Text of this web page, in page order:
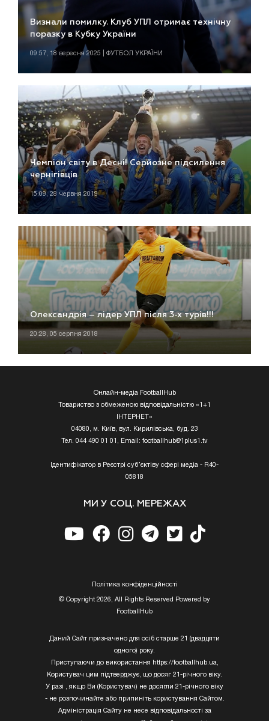
Визнали помилку. Клуб УПЛ отримає технічну
поразку в Кубку України
09:57, 18 вересня 2025 | ФУТБОЛ УКРАЇНИ
Чемпіон світу в Десні! Серйозне підсилення
чернігівців
15:09, 28 червня 2019
Олександрія – лідер УПЛ після 3-х турів!!!
20:28, 05 серпня 2018
Онлайн-медіа FootballHub
Товариство з обмеженою відповідальністю «1+1
ІНТЕРНЕТ»
04080, м. Київ, вул. Кирилівська, буд. 23
Тел. 044 490 01 01, Email: footballhub@1plus1.tv
Ідентифікатор в Реєстрі суб’єктіву сфері медіа - R40-
05818
МИ У СОЦ. МЕРЕЖАХ
Полiтика конфiденцiйностi
© Copyright 2026, All Rights Reserved Powered by
FootballHub
Даний Сайт призначено для осіб старше 21 (двадцяти
одного) року.
Приступаючи до використання https://footballhub.ua,
Користувач цим підтверджує, що досяг 21-річного віку.
У разі , якщо Ви (Користувач) не досягли 21-річного віку
- не розпочинайте або припиніть користування Сайтом.
Адміністрація Сайту не несе відповідальності за